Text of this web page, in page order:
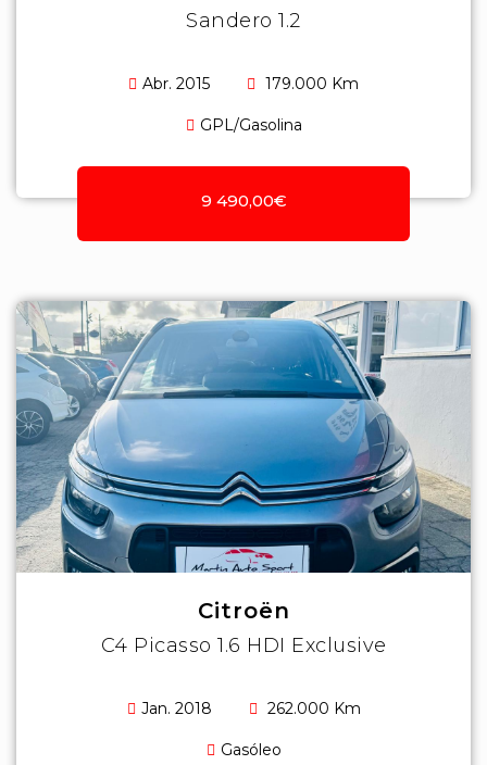
Sandero 1.2
Abr. 2015 179.000 Km
GPL/Gasolina
9 490,00€
Citroën
C4 Picasso 1.6 HDI Exclusive
Jan. 2018 262.000 Km
Gasóleo